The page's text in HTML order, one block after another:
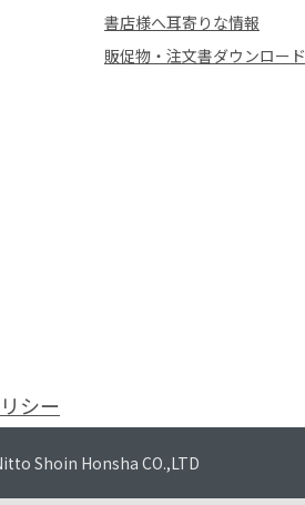
書店様へ耳寄りな情報
販促物・注文書ダウンロード
シー
Shoin Honsha CO.,LTD